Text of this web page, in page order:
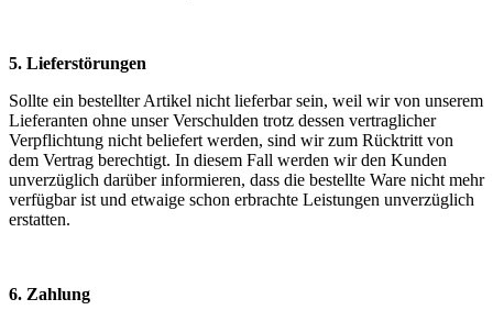
5. Lieferstörungen
Sollte ein bestellter Artikel nicht lieferbar sein, weil wir von unserem
Lieferanten ohne unser Verschulden trotz dessen vertraglicher
Verpflichtung nicht beliefert werden, sind wir zum Rücktritt von
dem Vertrag berechtigt. In diesem Fall werden wir den Kunden
unverzüglich darüber informieren, dass die bestellte Ware nicht mehr
verfügbar ist und etwaige schon erbrachte Leistungen unverzüglich
erstatten.
6. Zahlung